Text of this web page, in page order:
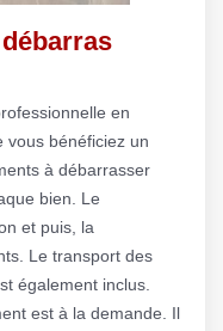
en
vous bénéficiez un
à débarrasser
bien. Le
et puis, la
Le transport des
également inclus.
est à la demande. Il